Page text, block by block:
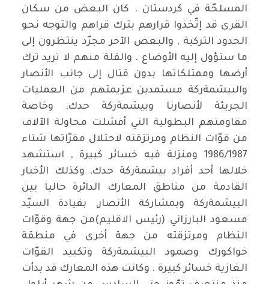
المسلحّة في كردستان . كان البعض من سكان
القرى قد إتّخذوا قرارهم بترك قراهم والتوجه نحو
الحدود التركية , والبعض الآخر مجرّد ينتظرون إلى
ما ستؤول إليه الأوضاع . والقلة منهم لا تريد ترك
أرضها وممتلكاتها بدون قتال إلى جانب الأنصار
والبيشمةركة مستمدين عزيمتهم من العمليات
الجريئة لأنصارنا وبيشمةركة حدك, وخاصة
مقاومتهم البطولية التي أفشلت محاولة الآلاف
من قوّات النظام ومرتزقته لاحتلال مقرّاتها شتاء
1986/1987 ومنزلة فيه خسائر كبيرة , استشهد
خلالها أحد أفراد بيشمةركة حدك, وكذلك الأخبار
القادمة من مناطق المعارك الدائرة حاليا بين
البيشمةركة وبمشاركة الأنصار, بقيادة السيّد
مسعود البارزاني (رئيس الاقليم)من جهة وقوّات
النظام ومرتزقته من جهة أخرى في منطقة
خواكورك وصمود البيشمةركة وتكبيد القوّات
الغازية خسائر كبيرة . وكانت هذه المعارك قد بدأت